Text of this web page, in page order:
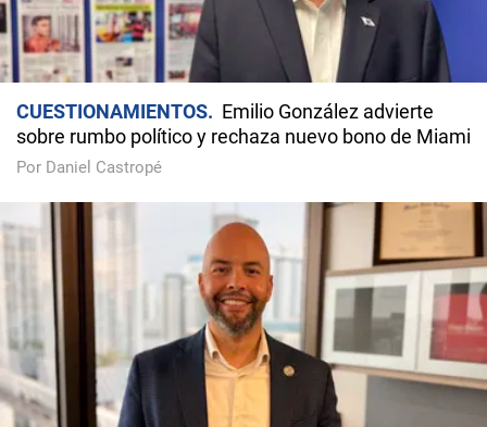
CUESTIONAMIENTOS
Emilio González advierte
sobre rumbo político y rechaza nuevo bono de Miami
Por Daniel Castropé